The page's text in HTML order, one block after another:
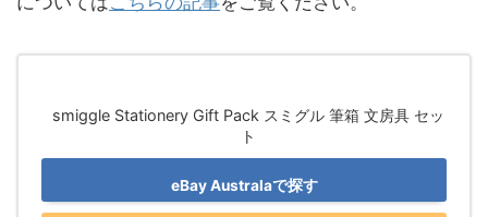
smiggle Stationery Gift Pack スミグル 筆箱 文房具 セッ
ト
eBay Australaで探す